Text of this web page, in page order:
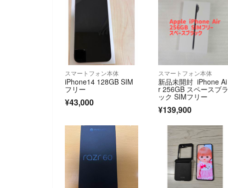
スマートフォン本体
iPhone14 128GB SIM
フリー
¥43,000
スマートフォン本体
新品未開封 iPhone Ai
r 256GB スペースブラ
ック SIMフリー
¥139,900